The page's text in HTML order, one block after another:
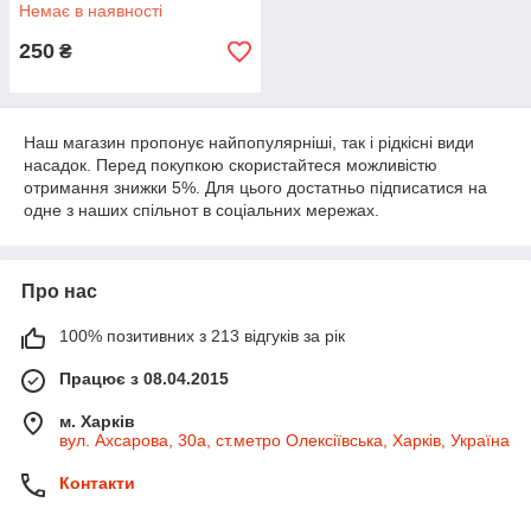
Немає в наявності
250 ₴
Наш магазин пропонує найпопулярніші, так і рідкісні види
насадок. Перед покупкою скористайтеся можливістю
отримання знижки 5%. Для цього достатньо підписатися на
одне з наших спільнот в соціальних мережах.
Про нас
100% позитивних з 213 відгуків за рік
Працює з 08.04.2015
м. Харків
вул. Ахсарова, 30а, ст.метро Олексіївська, Харків, Україна
Контакти